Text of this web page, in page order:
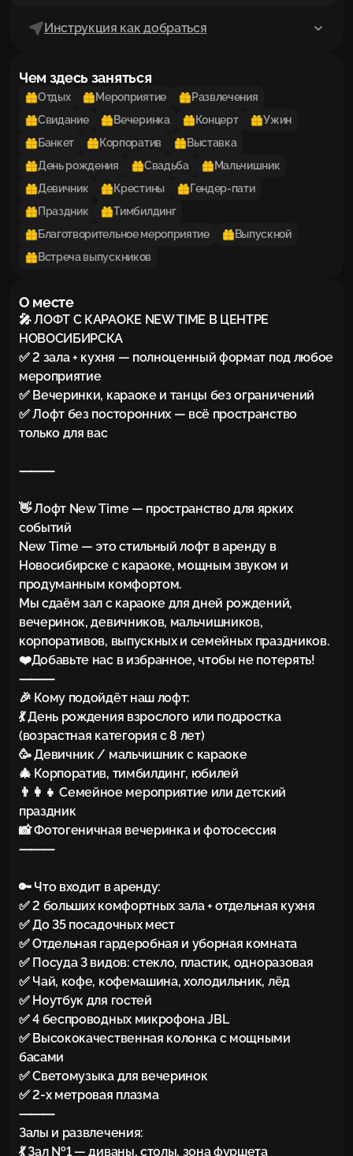
Инструкция как добраться
Чем здесь заняться
Отдых Мероприятие
Развлечения
Свидание
Вечеринка Концерт
Ужин
Банкет
Корпоратив
Выставка
День рождения
Свадьба
Мальчишник
Девичник
Крестины
Гендер-пати
Праздник
Тимбилдинг
Благотворительное мероприятие
Выпускной
Встреча выпускников
О месте
🎤 ЛОФТ С КАРАОКЕ NEW TIME В ЦЕНТРЕ
НОВОСИБИРСКА
✅ 2 зала + кухня — полноценный формат под любое
мероприятие
✅ Вечеринки, караоке и танцы без ограничений
✅ Лофт без посторонних — всё пространство
только для вас
⸻
👋 Лофт New Time — пространство для ярких
событий
New Time — это стильный лофт в аренду в
Новосибирске с караоке, мощным звуком и
продуманным комфортом.
Мы сдаём зал с караоке для дней рождений,
вечеринок, девичников, мальчишников,
корпоративов, выпускных и семейных праздников.
❤️Добавьте нас в избранное, чтобы не потерять!
⸻
🎉 Кому подойдёт наш лофт:
💃 День рождения взрослого или подростка
(возрастная категория с 8 лет)
🥳 Девичник / мальчишник с караоке
🎄 Корпоратив, тимбилдинг, юбилей
👨‍👩‍👧 Семейное мероприятие или детский
праздник
📸 Фотогеничная вечеринка и фотосессия
⸻
🔑 Что входит в аренду:
✅ 2 больших комфортных зала + отдельная кухня
✅ До 35 посадочных мест
✅ Отдельная гардеробная и уборная комната
✅ Посуда 3 видов: стекло, пластик, одноразовая
✅ Чай, кофе, кофемашина, холодильник, лёд
✅ Ноутбук для гостей
✅ 4 беспроводных микрофона JBL
✅ Высококачественная колонка с мощными
басами
✅ Светомузыка для вечеринок
✅ 2-х метровая плазма
⸻
Залы и развлечения:
💃 Зал №1 — диваны, столы, зона фуршета